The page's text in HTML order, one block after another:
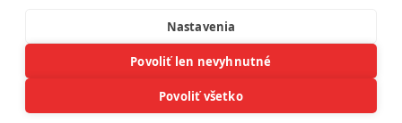
Nastavenia
Povoliť len nevyhnutné
Povoliť všetko
Copyright © 2026modomLM.skVšetky práva vyhradené